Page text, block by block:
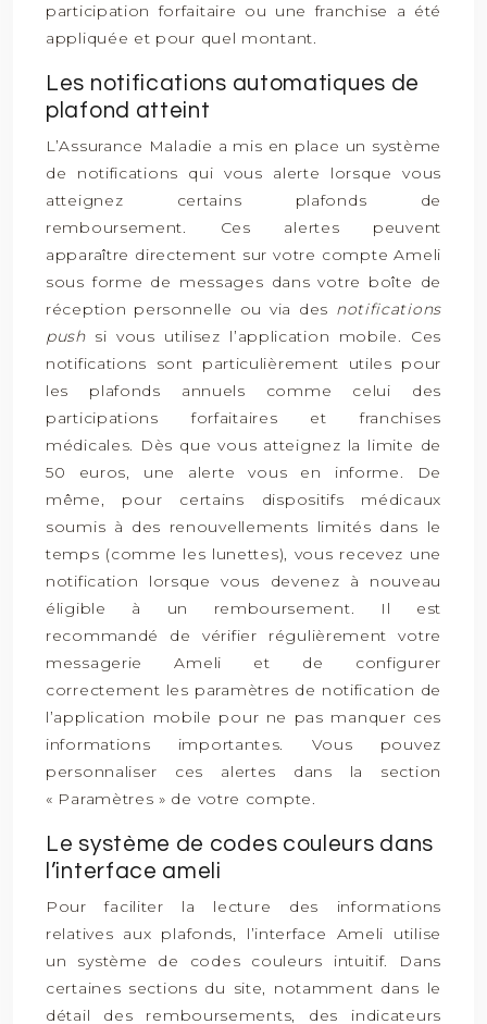
participation forfaitaire ou une franchise a été
appliquée et pour quel montant.
Les notifications automatiques de
plafond atteint
L’Assurance Maladie a mis en place un système
de notifications qui vous alerte lorsque vous
atteignez certains plafonds de
remboursement. Ces alertes peuvent
apparaître directement sur votre compte Ameli
sous forme de messages dans votre boîte de
réception personnelle ou via des notifications
push si vous utilisez l’application mobile. Ces
notifications sont particulièrement utiles pour
les plafonds annuels comme celui des
participations forfaitaires et franchises
médicales. Dès que vous atteignez la limite de
50 euros, une alerte vous en informe. De
même, pour certains dispositifs médicaux
soumis à des renouvellements limités dans le
temps (comme les lunettes), vous recevez une
notification lorsque vous devenez à nouveau
éligible à un remboursement. Il est
recommandé de vérifier régulièrement votre
messagerie Ameli et de configurer
correctement les paramètres de notification de
l’application mobile pour ne pas manquer ces
informations importantes. Vous pouvez
personnaliser ces alertes dans la section
« Paramètres » de votre compte.
Le système de codes couleurs dans
l’interface ameli
Pour faciliter la lecture des informations
relatives aux plafonds, l’interface Ameli utilise
un système de codes couleurs intuitif. Dans
certaines sections du site, notamment dans le
détail des remboursements, des indicateurs